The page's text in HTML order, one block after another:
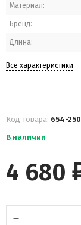
Материал:
Бренд:
Длина:
Все характеристики
Код товара: 654-
В наличии
4 680